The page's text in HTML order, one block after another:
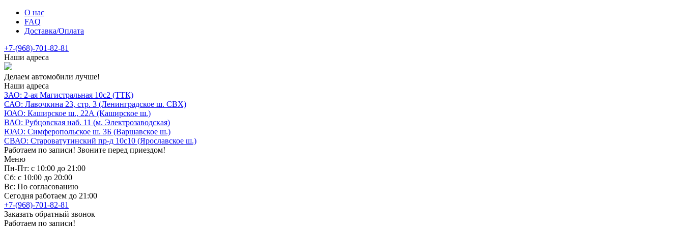
О нас
FAQ
Доставка/Оплата
+7-(968)-701-82-81
Наши адреса
Делаем автомобили лучше!
Наши адреса
ЗАО: 2-ая Магистральная 10с2 (ТТК)
САО: Лавочкина 23, стр. 3 (Ленинградское ш. СВХ)
ЮАО: Каширское ш., 22А (Каширское ш.)
ВАО: Рубцовская наб. 11 (м. Электрозаводская)
ЮАО: Симферопольское ш. 3Б (Варшавское ш.)
СВАО: Староватутинский пр-д 10с10 (Ярославское ш.)
Работаем по записи! Звоните перед приездом!
Меню
Пн-Пт: с 10:00 до 21:00
Сб: с 10:00 до 20:00
Вс: По согласованию
Сегодня работаем до 21:00
+7-(968)-701-82-81
Заказать обратный звонок
Работаем по записи!